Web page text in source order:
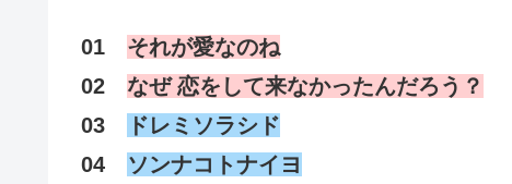
01 それが愛なのね
02 なぜ 恋をして来なかったんだろう？
03
ドレミソラシド
04 ソンナコトナイヨ